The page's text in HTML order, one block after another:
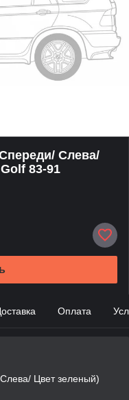
Слева/
83-91
Оплата
Цвет зеленый)